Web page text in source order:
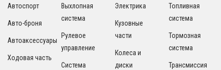
Автоспорт
Авто-броня
Автоаксессуары
Ходовая часть
Выхлопная
система
Рулевое
управление
Система
Электрика
Кузовные
части
Колеса и
диски
Топливная
система
Тормозная
система
Трансмиссия